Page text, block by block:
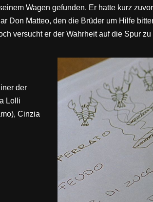
Wagen gefunden. Er hatte kurz
Don Matteo, den die Brüder um Hilfe
versucht er der Wahrheit auf die Spur zu
der
Lolli
Cinzia